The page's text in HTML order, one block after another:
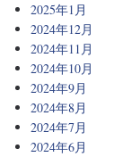
2025年1月
2024年12月
2024年11月
2024年10月
2024年9月
2024年8月
2024年7月
2024年6月